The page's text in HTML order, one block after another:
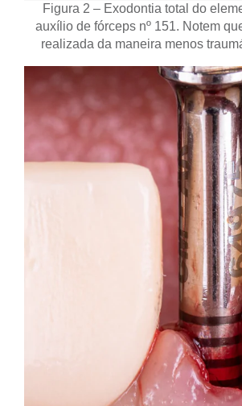
Figura 2 – Exodontia total do
auxílio de fórceps nº 151. Notem
realizada da maneira menos